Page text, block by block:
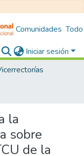
Comunidades
Iniciar sesión
la
sobre
de la